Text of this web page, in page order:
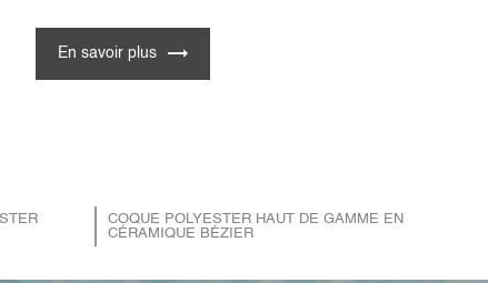
En savoir plus
COQUE POLYESTER HAUT DE GAMME EN
CÉRAMIQUE BÉZIER